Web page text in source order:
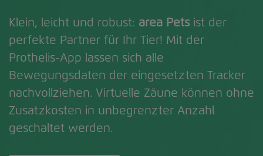
Klein, leicht und robust: area Pets ist der
perfekte Partner für Ihr Tier! Mit der
Prothelis-App lassen sich alle
Bewegungsdaten der eingesetzten Tracker
nachvollziehen. Virtuelle Zäune können ohne
Zusatzkosten in unbegrenzter Anzahl
geschaltet werden.